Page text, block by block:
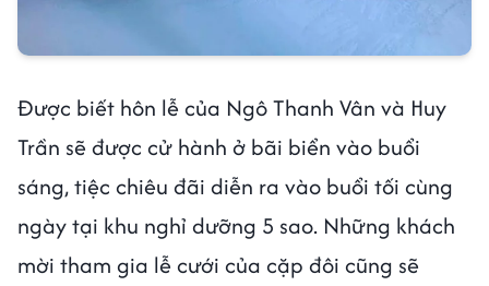
Được biết hôn lễ của Ngô Thanh Vân và Huy
Trần sẽ được cử hành ở bãi biển vào buổi
sáng, tiệc chiêu đãi diễn ra vào buổi tối cùng
ngày tại khu nghỉ dưỡng 5 sao. Những khách
mời tham gia lễ cưới của cặp đôi cũng sẽ